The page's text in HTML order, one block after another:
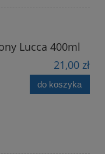
Lucca 400ml
21,00 zł
do koszyka